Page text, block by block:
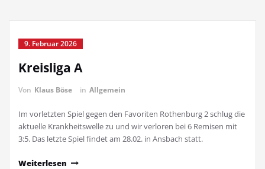
9. Februar 2026
Kreisliga A
Von Klaus Böse in Allgemein
Im vorletzten Spiel gegen den Favoriten Rothenburg 2 schlug die
aktuelle Krankheitswelle zu und wir verloren bei 6 Remisen mit
3:5. Das letzte Spiel findet am 28.02. in Ansbach statt.
Weiterlesen